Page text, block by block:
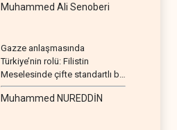
Muhammed Ali Senoberi
Gazze anlaşmasında
Türkiye’nin rolü: Filistin
Meselesinde çifte standartlı bir
seyir
Muhammed NUREDDİN